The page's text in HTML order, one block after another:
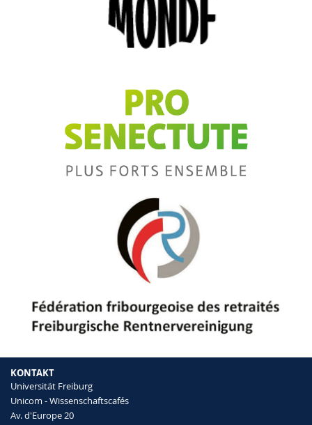
KONTAKT
Universität Freiburg
Unicom - Wissenschaftscafés
Av. d'Europe 20